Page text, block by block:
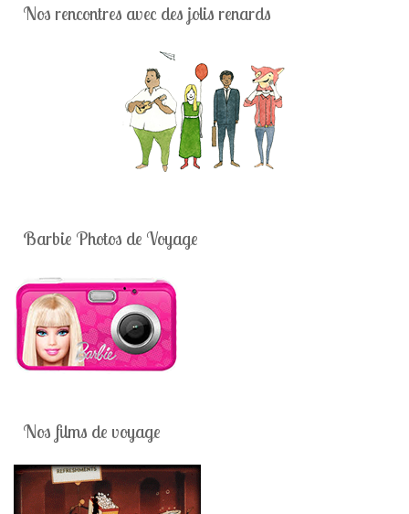
Nos rencontres avec des jolis renards
Barbie Photos de Voyage
Nos films de voyage